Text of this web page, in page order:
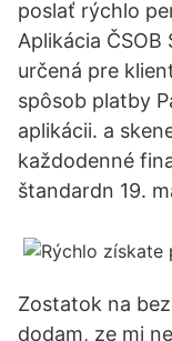
poslať rýchlo
Aplikácia
určená pre
spôsob platby
aplikácii. a
každodenné
štandardn 19.
Zostatok na
dodam, ze mi